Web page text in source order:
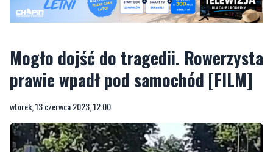
Mogło dojść do tragedii. Rowerzysta
wtorek, 13 czerwca 2023, 12:00